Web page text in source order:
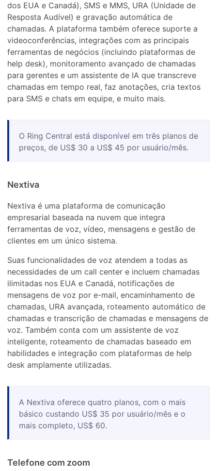
dos EUA e Canadá), SMS e MMS, URA (Unidade de
Resposta Audível) e gravação automática de
chamadas. A plataforma também oferece suporte a
videoconferências, integrações com as principais
ferramentas de negócios (incluindo plataformas de
help desk), monitoramento avançado de chamadas
para gerentes e um assistente de IA que transcreve
chamadas em tempo real, faz anotações, cria textos
para SMS e chats em equipe, e muito mais.
O Ring Central está disponível em três planos de
preços, de US$ 30 a US$ 45 por usuário/mês.
Nextiva
Nextiva é uma plataforma de comunicação
empresarial baseada na nuvem que integra
ferramentas de voz, vídeo, mensagens e gestão de
clientes em um único sistema.
Suas funcionalidades de voz atendem a todas as
necessidades de um call center e incluem chamadas
ilimitadas nos EUA e Canadá, notificações de
mensagens de voz por e-mail, encaminhamento de
chamadas, URA avançada, roteamento automático de
chamadas e transcrição de chamadas e mensagens de
voz. Também conta com um assistente de voz
inteligente, roteamento de chamadas baseado em
habilidades e integração com plataformas de help
desk amplamente utilizadas.
A Nextiva oferece quatro planos, com o mais
básico custando US$ 35 por usuário/mês e o
mais completo, US$ 60.
Telefone com zoom